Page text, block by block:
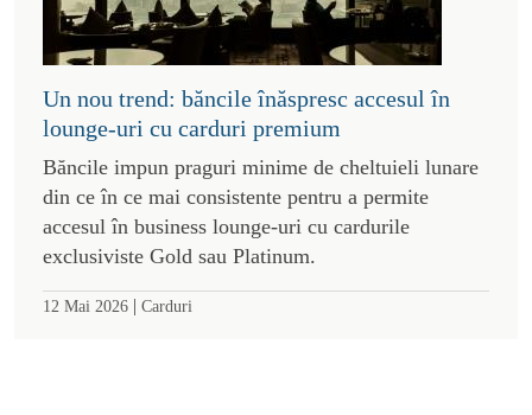
Un nou trend: băncile înăspresc accesul în
lounge-uri cu carduri premium
Băncile impun praguri minime de cheltuieli lunare
din ce în ce mai consistente pentru a permite
accesul în business lounge-uri cu cardurile
exclusiviste Gold sau Platinum.
12 Mai 2026 | Carduri